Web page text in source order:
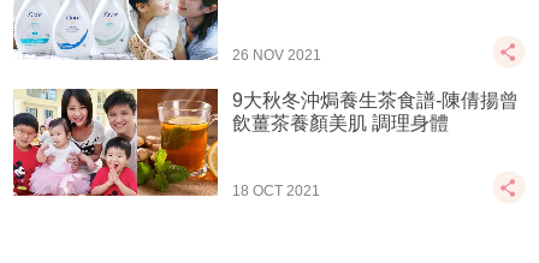
26 NOV 2021
9大秋冬沖焗養生茶食譜-陳倩揚曾
飲薑茶養顏美肌 調理身體
18 OCT 2021